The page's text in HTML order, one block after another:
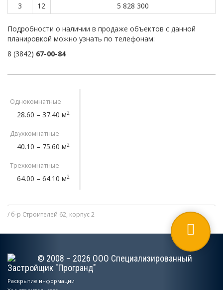
3
12 5 828 300
Подробности о наличии в продаже объектов с данной
планировкой можно узнать по телефонам:
8 (3842) 67-00-84
Однокомнатные
28.60 – 37.40 м2
Двухкомнатные
40.10 – 75.60 м2
Трехкомнатные
64.00 – 64.10 м2
б-р Строителей 62, корпус 2
© 2008 – 2026 ООО Специализированный
Застройщик "Програнд"
Раскрытие информации